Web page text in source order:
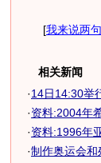
[我来说两句
相关新闻
·14日14:30举
·资料:2004年
·资料:1996年
·制作奥运会和